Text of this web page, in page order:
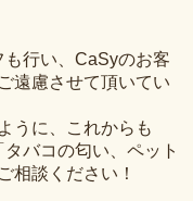
行い、CaSyのお客
遠慮させて頂いてい
うに、これからも
バコの匂い、ペット
相談ください！